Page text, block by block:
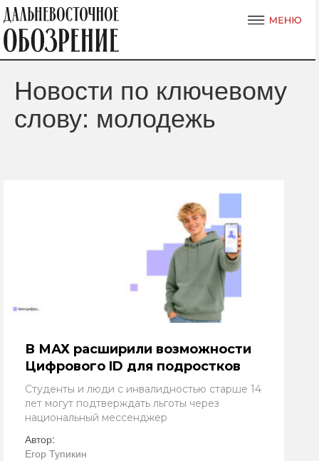
Новости по ключевому
слову: молодежь
В МАХ расширили возможности
Цифрового ID для подростков
Студенты и люди с инвалидностью старше 14
лет могут подтверждать льготы через
национальный мессенджер
Автор:
Егор Тупикин